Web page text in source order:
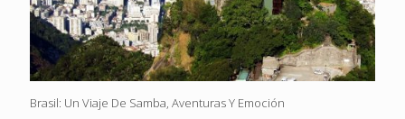
Brasil: Un Viaje De Samba, Aventuras Y Emoción